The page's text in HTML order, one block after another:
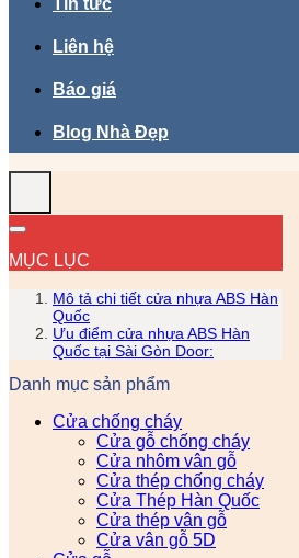
Tin tức
Liên hệ
Báo giá
Blog Nhà Đẹp
MỤC LỤC
Mô tả chi tiết cửa nhựa ABS Hàn
Quốc
Ưu điểm cửa nhựa ABS Hàn
Quốc tại Sài Gòn Door:
Danh mục sản phẩm
Cửa chống cháy
Cửa gỗ chống cháy
Cửa nhôm vân gỗ
Cửa thép chống cháy
Cửa Thép Hàn Quốc
Cửa thép vân gỗ
Cửa vân gỗ 5D